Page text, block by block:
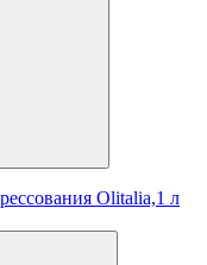
Olitalia,1 л